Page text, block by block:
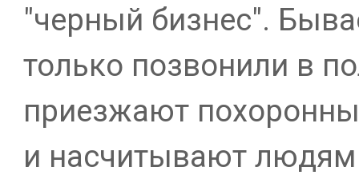
"черный бизнес".
только позвонили в
приезжают
и насчитывают